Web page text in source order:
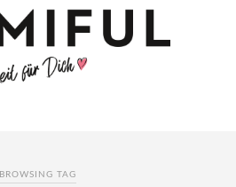
BROWSING TAG